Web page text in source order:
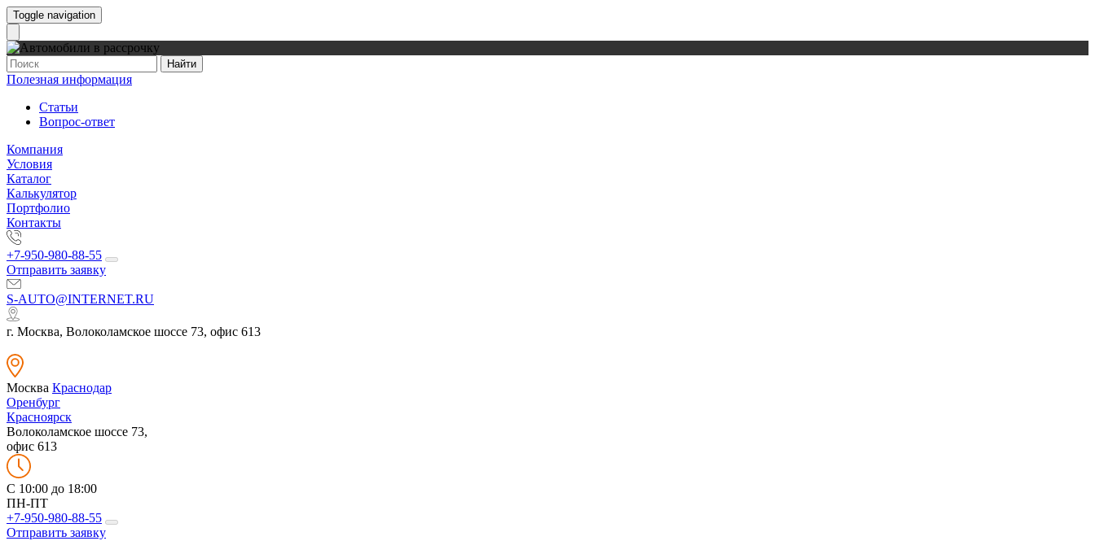
Toggle navigation
Найти
Полезная информация
Статьи
Вопрос-ответ
Компания
Условия
Каталог
Калькулятор
Портфолио
Контакты
+7-950-980-88-55
Отправить заявку
S-AUTO@INTERNET.RU
г. Москва, Волоколамское шоссе 73, офис 613
Москва Краснодар
Оренбург
Красноярск
Волоколамское шоссе 73,
офис 613
C 10:00 до 18:00
ПН-ПТ
+7-950-980-88-55
Отправить заявку